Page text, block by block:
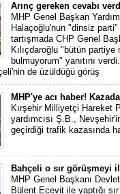
Arınç gereken cevabı
MHP Genel Başkan
Halaçoğlu'nun "dinsiz
tartışmada CHP Genel
Kılıçdaroğlu "bütün
bulmuyorum" yanıtını
de üzüldüğü görüş
MHP'ye acı haber!
Kırşehir Milliyetçi Hareket
yardımcısı Ş.B.,
geçirdiği trafik kazasında
Bahçeli o sır görüşmeyi
MHP Genel Başkanı
Bülent Ecevit ile yaptığı